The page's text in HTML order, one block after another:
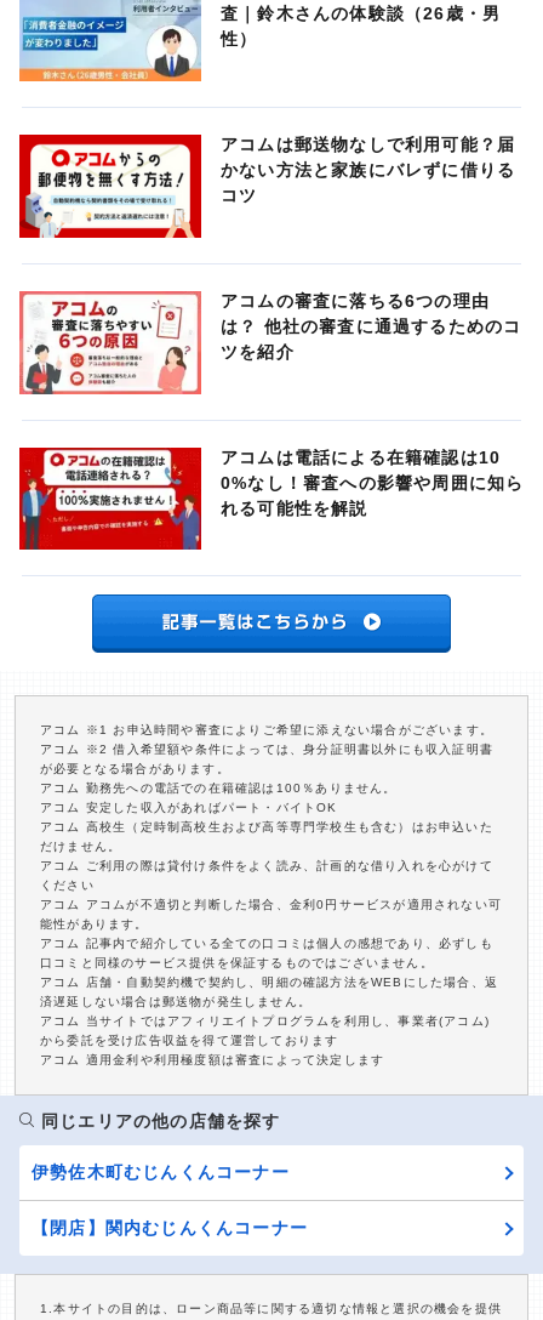
査｜鈴木さんの体験談（26歳・男
性）
アコムは郵送物なしで利用可能？届
かない方法と家族にバレずに借りる
コツ
アコムの審査に落ちる6つの理由
は？ 他社の審査に通過するためのコ
ツを紹介
アコムは電話による在籍確認は10
0%なし！審査への影響や周囲に知ら
れる可能性を解説
アコム ※1 お申込時間や審査によりご希望に添えない場合がございます。
アコム ※2 借入希望額や条件によっては、身分証明書以外にも収入証明書
が必要となる場合があります。
アコム 勤務先への電話での在籍確認は100％ありません。
アコム 安定した収入があればパート・バイトOK
アコム 高校生（定時制高校生および高等専門学校生も含む）はお申込いた
だけません。
アコム ご利用の際は貸付け条件をよく読み、計画的な借り入れを心がけて
ください
アコム アコムが不適切と判断した場合、金利0円サービスが適用されない可
能性があります。
アコム 記事内で紹介している全ての口コミは個人の感想であり、必ずしも
口コミと同様のサービス提供を保証するものではございません。
アコム 店舗・自動契約機で契約し、明細の確認方法をWEBにした場合、返
済遅延しない場合は郵送物が発生しません。
アコム 当サイトではアフィリエイトプログラムを利用し、事業者(アコム)
から委託を受け広告収益を得て運営しております
アコム 適用金利や利用極度額は審査によって決定します
同じエリアの他の店舗を探す
伊勢佐木町むじんくんコーナー
【閉店】関内むじんくんコーナー
1.本サイトの目的は、ローン商品等に関する適切な情報と選択の機会を提供